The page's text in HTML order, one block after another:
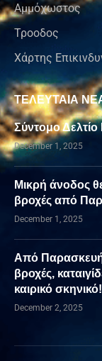
Αμμόχωστος
Τροοδος
Χάρτης
ΤΕΛΕΥΤΑΙΑ
Σύντομο
December 1, 2025
Μικρή άνοδος
βροχές από
December 1, 2025
Από
βροχές,
καιρικό
December 2, 2025